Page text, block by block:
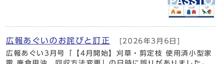
広報あぐいのお詫びと訂正
[2026年3月6日]
広報あぐい3月号「【4月開始】刈草・剪定枝 使用済小型家